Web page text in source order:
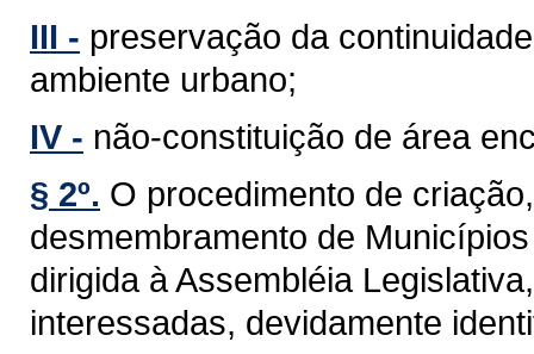
III - preservação da
ambiente urbano;
IV - não-constituição de área
§ 2º. O procedimento de
desmembramento de
dirigida à Assembléia
interessadas, devidamente